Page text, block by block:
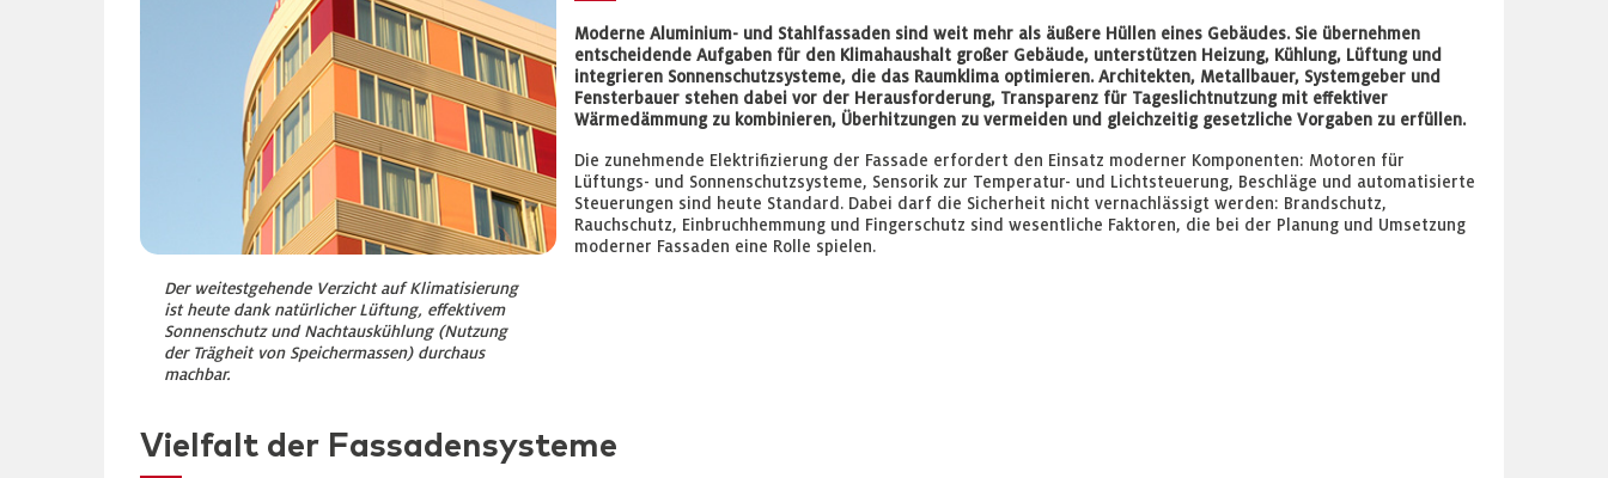
Der weitestgehende Verzicht auf Klimatisierung
ist heute dank natürlicher Lüftung, effektivem
Sonnenschutz und Nachtauskühlung (Nutzung
der Trägheit von Speichermassen) durchaus
machbar.
Moderne Aluminium- und Stahlfassaden sind weit mehr als äußere Hüllen eines Gebäudes. Sie übernehmen
entscheidende Aufgaben für den Klimahaushalt großer Gebäude, unterstützen Heizung, Kühlung, Lüftung und
integrieren Sonnenschutzsysteme, die das Raumklima optimieren. Architekten, Metallbauer, Systemgeber und
Fensterbauer stehen dabei vor der Herausforderung, Transparenz für Tageslichtnutzung mit effektiver
Wärmedämmung zu kombinieren, Überhitzungen zu vermeiden und gleichzeitig gesetzliche Vorgaben zu erfüllen.
Die zunehmende Elektrifizierung der Fassade erfordert den Einsatz moderner Komponenten: Motoren für
Lüftungs- und Sonnenschutzsysteme, Sensorik zur Temperatur- und Lichtsteuerung, Beschläge und automatisierte
Steuerungen sind heute Standard. Dabei darf die Sicherheit nicht vernachlässigt werden: Brandschutz,
Rauchschutz, Einbruchhemmung und Fingerschutz sind wesentliche Faktoren, die bei der Planung und Umsetzung
moderner Fassaden eine Rolle spielen.
Vielfalt der Fassadensysteme